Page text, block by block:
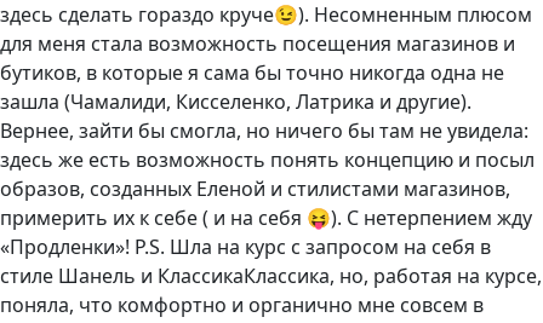
здесь сделать гораздо круче😉). Несомненным плюсом
для меня стала возможность посещения магазинов и
бутиков, в которые я сама бы точно никогда одна не
зашла (Чамалиди, Кисселенко, Латрика и другие).
Вернее, зайти бы смогла, но ничего бы там не увидела:
здесь же есть возможность понять концепцию и посыл
образов, созданных Еленой и стилистами магазинов,
примерить их к себе ( и на себя 😝). С нетерпением жду
«Продленки»! P.S. Шла на курс с запросом на себя в
стиле Шанель и КлассикаКлассика, но, работая на курсе,
поняла, что комфортно и органично мне совсем в